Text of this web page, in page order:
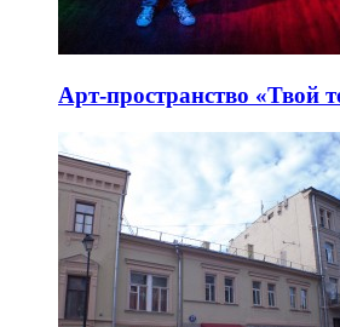
Арт-пространство «Твой